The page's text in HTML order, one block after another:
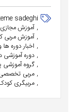
sadeghi
آموزش مجازی
آموزش
اخبار دوره
دوره آموزشی
گروه
مربی
مربیگری